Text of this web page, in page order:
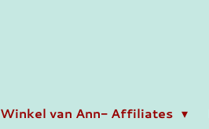
Winkel van Ann- Affiliates